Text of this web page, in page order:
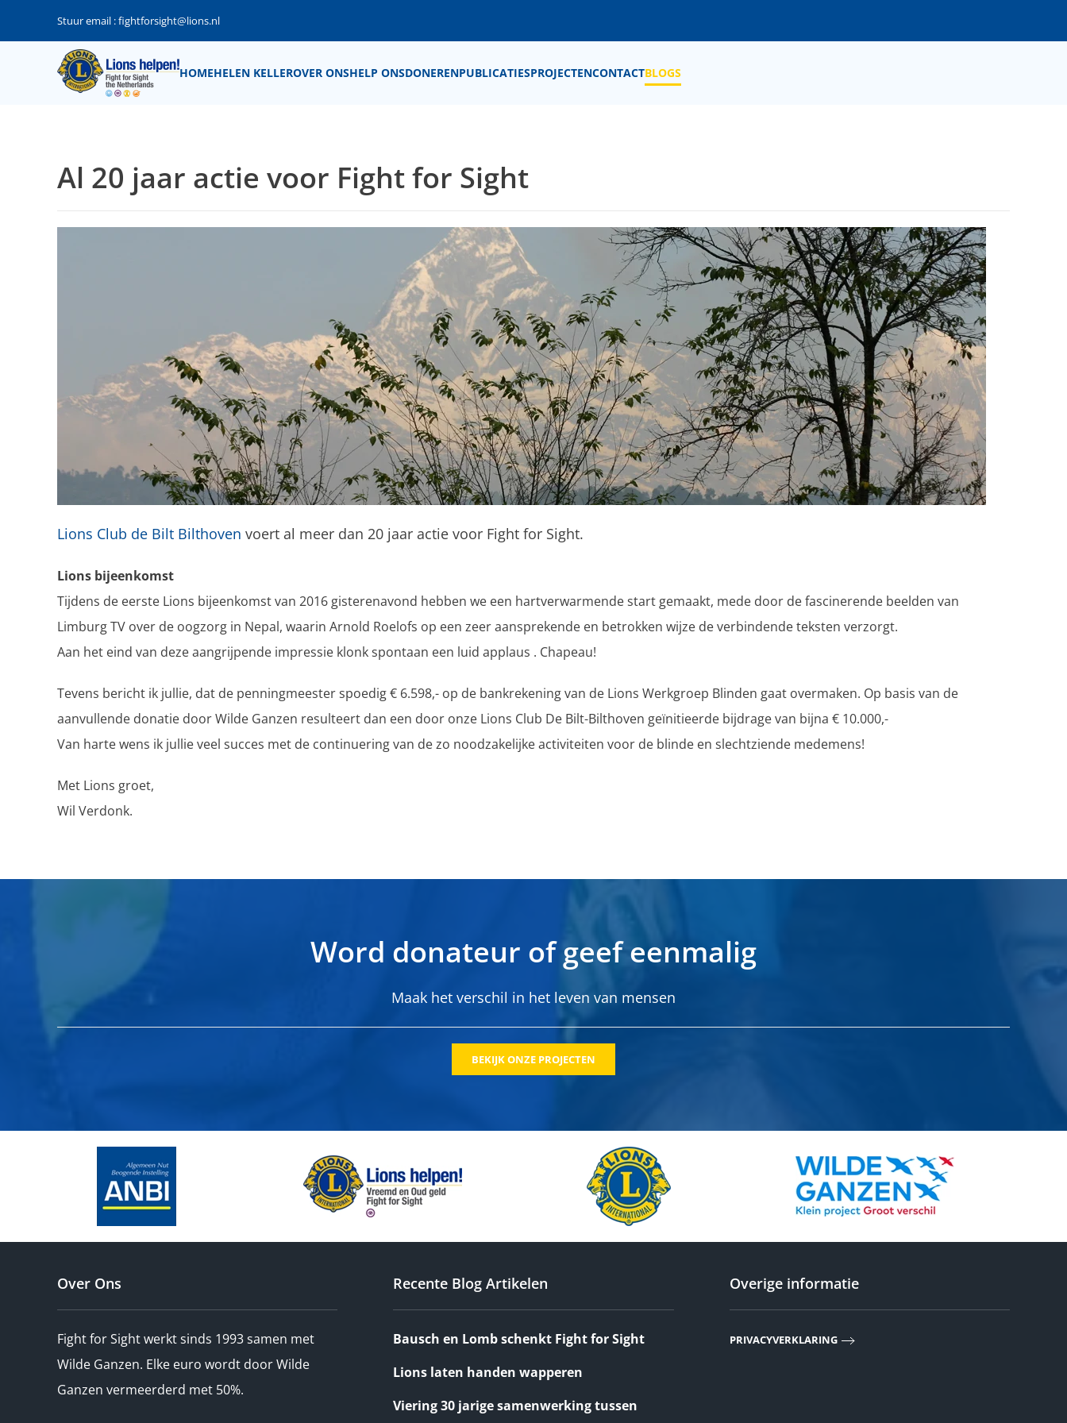
Terug naar hoofdinhoud
Stuur email :fightforsight@lions.nl
HOMEHELEN KELLEROVER ONSHELP ONSDONERENPUBLICATIESPROJECTENCONTACTBLOGS
Al 20 jaar actie voor Fight for Sight
Lions Club de Bilt Bilthoven voert al meer dan 20 jaar actie voor Fight for Sight.
Lions bijeenkomst
Tijdens de eerste Lions bijeenkomst van 2016 gisterenavond hebben we een hartverwarmende start gemaakt, mede door de fascinerende beelden van
Limburg TV over de oogzorg in Nepal, waarin Arnold Roelofs op een zeer aansprekende en betrokken wijze de verbindende teksten verzorgt.
Aan het eind van deze aangrijpende impressie klonk spontaan een luid applaus . Chapeau!
Tevens bericht ik jullie, dat de penningmeester spoedig € 6.598,- op de bankrekening van de Lions Werkgroep Blinden gaat overmaken. Op basis van de
aanvullende donatie door Wilde Ganzen resulteert dan een door onze Lions Club De Bilt-Bilthoven geïnitieerde bijdrage van bijna € 10.000,-
Van harte wens ik jullie veel succes met de continuering van de zo noodzakelijke activiteiten voor de blinde en slechtziende medemens!
Met Lions groet,
Wil Verdonk.
Word donateur of geef eenmalig
Maak het verschil in het leven van mensen
BEKIJK ONZE PROJECTEN
Over Ons
Fight for Sight werkt sinds 1993 samen met
Wilde Ganzen. Elke euro wordt door Wilde
Ganzen vermeerderd met 50%.
Recente Blog Artikelen
Bausch en Lomb schenkt Fight for Sight
Lions laten handen wapperen
Viering 30 jarige samenwerking tussen
Overige informatie
PRIVACYVERKLARING